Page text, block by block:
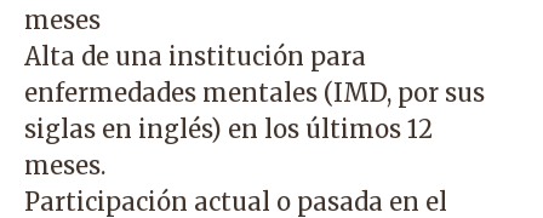
meses
Alta de una institución para
enfermedades mentales (IMD, por sus
siglas en inglés) en los últimos 12
meses.
Participación actual o pasada en el